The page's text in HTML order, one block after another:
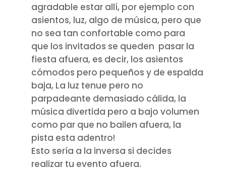
agradable estar allí, por ejemplo con
asientos, luz, algo de música, pero que
no sea tan confortable como para
que los invitados se queden pasar la
fiesta afuera, es decir, los asientos
cómodos pero pequeños y de espalda
baja, La luz tenue pero no
parpadeante demasiado cálida, la
música divertida pero a bajo volumen
como par que no bailen afuera, la
pista esta adentro!
Esto sería a la inversa si decides
realizar tu evento afuera.